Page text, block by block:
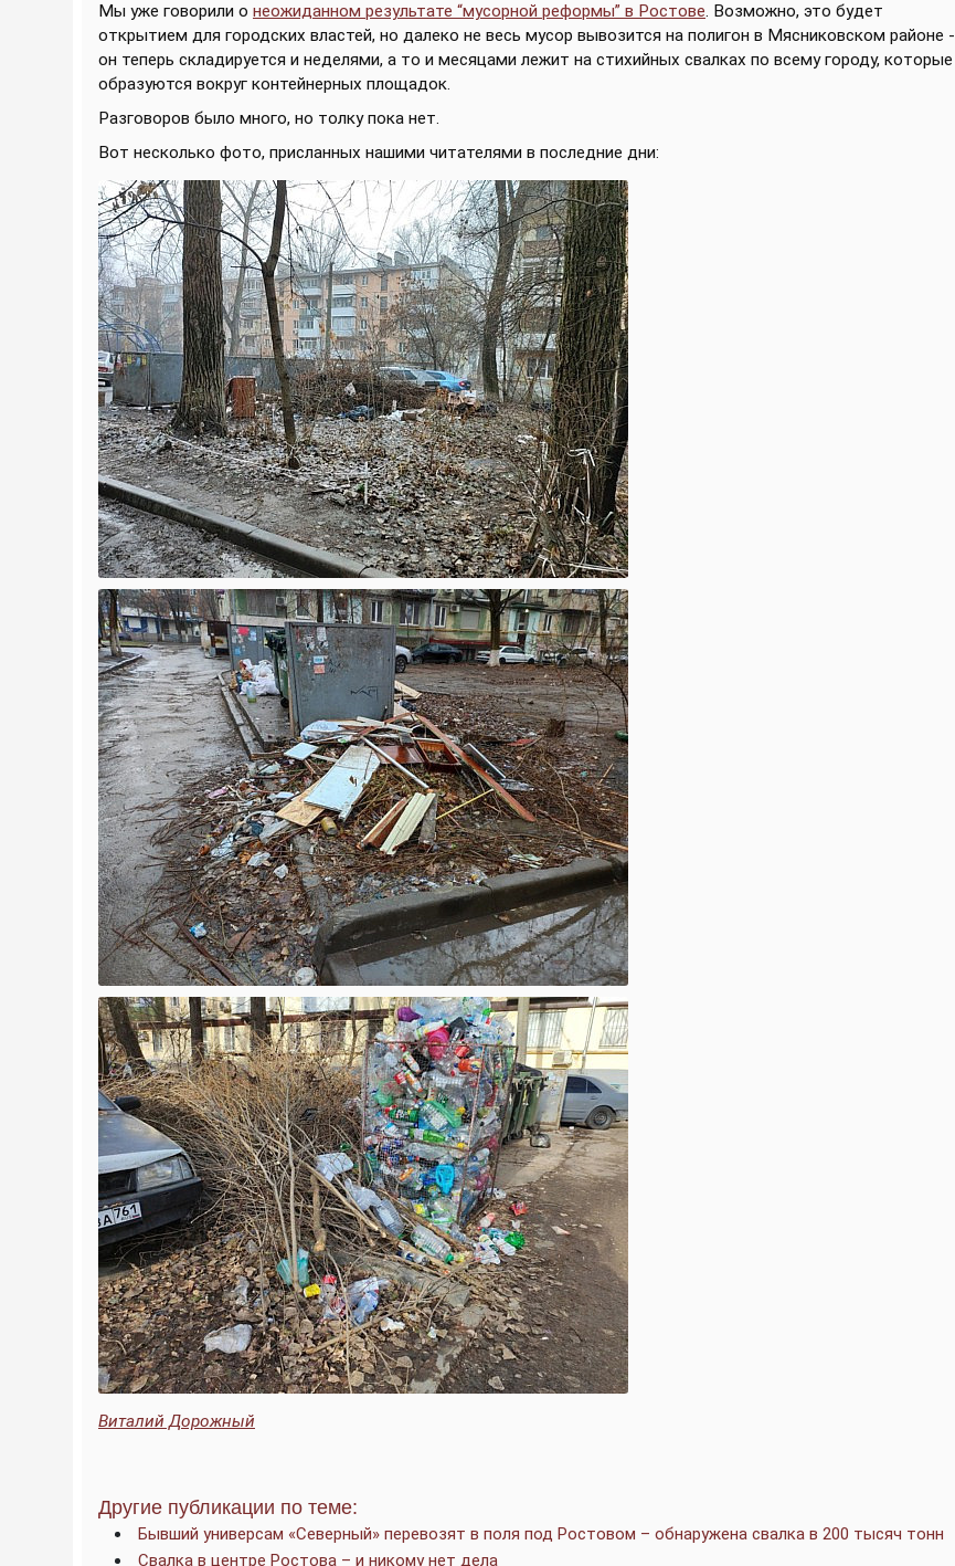
Мы уже говорили о неожиданном результате “мусорной реформы” в Ростове. Возможно, это будет
открытием для городских властей, но далеко не весь мусор вывозится на полигон в Мясниковском районе -
он теперь складируется и неделями, а то и месяцами лежит на стихийных свалках по всему городу, которые
образуются вокруг контейнерных площадок.
Разговоров было много, но толку пока нет.
Вот несколько фото, присланных нашими читателями в последние дни:
Виталий Дорожный
Другие публикации по теме:
Бывший универсам «Северный» перевозят в поля под Ростовом – обнаружена свалка в 200 тысяч тонн
Свалка в центре Ростова – и никому нет дела